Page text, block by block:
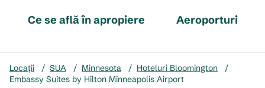
Ce se află în apropiere Aeroporturi
Locații / SUA / Minnesota / Hoteluri Bloomington
/
Embassy Suites by Hilton Minneapolis Airport